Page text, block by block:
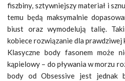
fiszbiny, sztywniejszy materiał i
temu będą maksymalnie
biust oraz wymodelują talię.
kobiece rozwiązanie dla prawdziwej
Klasyczne body fasonem może
kąpielowy – do pływania w morzu
body od Obsessive jest jednak